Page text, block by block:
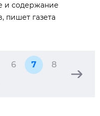
и содержание
пишет газета
6 7
8